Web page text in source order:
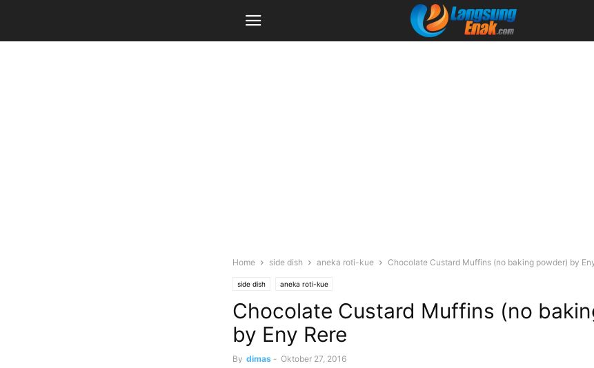
Home side dish aneka roti-kue Chocolate Custard Muffins (no baking powder) by
side dish aneka roti-kue
Chocolate Custard Muffins (no
by Eny Rere
By dimas - Oktober 27, 2016